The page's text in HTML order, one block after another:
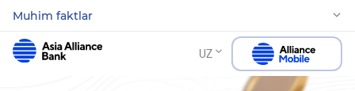
Muhim faktlar
UZ